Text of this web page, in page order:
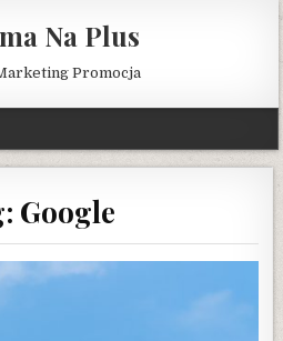
Na Plus
Promocja
Google